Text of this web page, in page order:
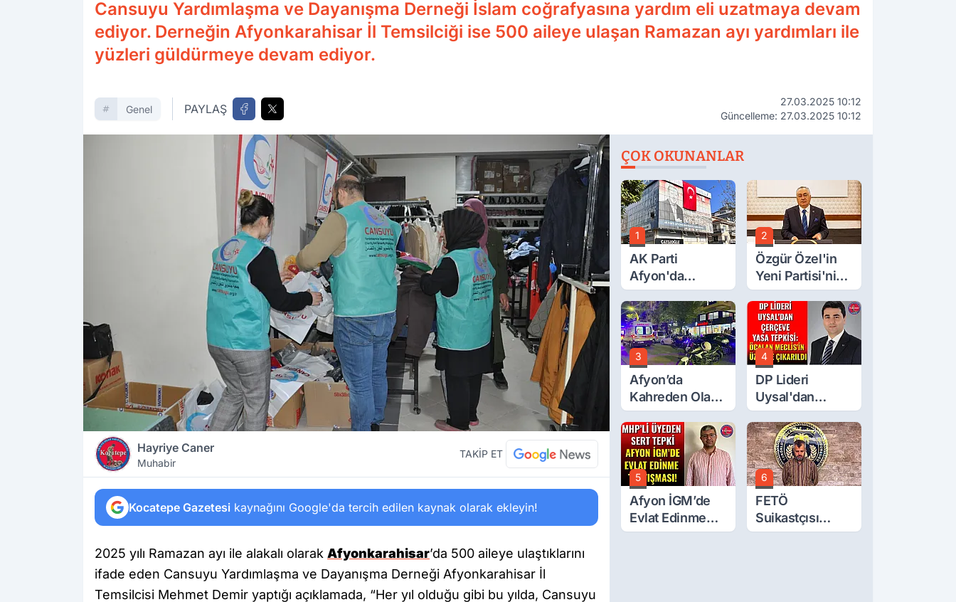
Cansuyu Yardımlaşma ve Dayanışma Derneği İslam coğrafyasına yardım eli uzatmaya devam
ediyor. Derneğin Afyonkarahisar İl Temsilciği ise 500 aileye ulaşan Ramazan ayı yardımları ile
yüzleri güldürmeye devam ediyor.
Genel PAYLAŞ
27.03.2025 10:12
Güncelleme: 27.03.2025 10:12
Hayriye Caner
Muhabir
TAKİP ET
Kocatepe Gazetesi kaynağını Google'da tercih edilen kaynak olarak ekleyin!
2025 yılı Ramazan ayı ile alakalı olarak Afyonkarahisar’da 500 aileye ulaştıklarını
ifade eden Cansuyu Yardımlaşma ve Dayanışma Derneği Afyonkarahisar İl
Temsilcisi Mehmet Demir yaptığı açıklamada, “Her yıl olduğu gibi bu yılda, Cansuyu
ÇOK OKUNANLAR
1
AK Parti
Afyon'da
Turgay Şahin'in
Ardından Bir
Şok Daha!
2
Özgür Özel'in
Yeni Partisi'nin
Afyon Başkanı
Belli Oldu
3
Afyon’da
Kahreden Olay:
6 Yaşındaki
Çocuk 6. Kattan
Düştü
4
DP Lideri
Uysal'dan
Çerçeve Yasa
Tepkisi: Öcalan
Meclis'in
Üzerine Çıkarıldı
5
Afyon İGM’de
Evlat Edinme
Tartışması!
6
FETÖ
Suikastçısı
Burkay